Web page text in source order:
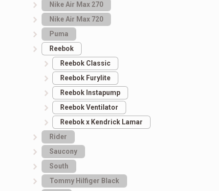
Nike Air Max 270
Nike Air Max 720
Puma
Reebok
Reebok Classic
Reebok Furylite
Reebok Instapump
Reebok Ventilator
Reebok x Kendrick Lamar
Rider
Saucony
South
Tommy Hilfiger Black